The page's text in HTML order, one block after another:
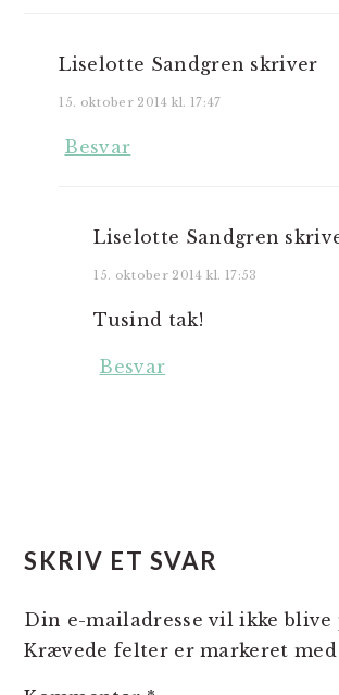
Liselotte Sandgren skriver
15. oktober 2014 kl. 17:47
Besvar
Liselotte Sandgren
15. oktober 2014 kl. 17:53
Tusind tak!
Besvar
SKRIV ET SVAR
Din e-mailadresse vil ikke blive
Krævede felter er markeret med